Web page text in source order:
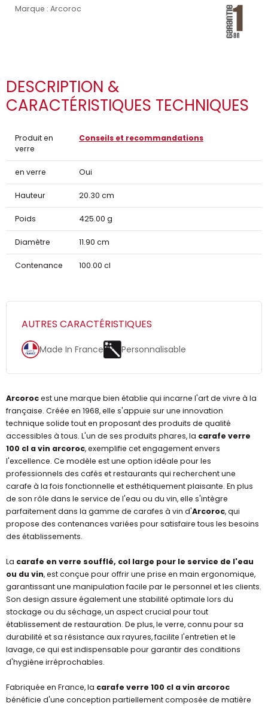
Marque : Arcoroc
DESCRIPTION &
CARACTÉRISTIQUES TECHNIQUES
Produit en
verre
Conseils et recommandations
en verre Oui
Hauteur 20.30 cm
Poids 425.00 g
Diamètre 11.90 cm
Contenance 100.00 cl
AUTRES CARACTÉRISTIQUES
Made In France Personnalisable
Arcorocest une marque bien établie qui incarne l'art de vivre à la
française. Créée en 1968, elle s'appuie sur une innovation
technique solide tout en proposant des produits de qualité
accessibles à tous. L'un de ses produits phares, la carafe verre
100 cl a vin arcoroc, exemplifie cet engagement envers
l'excellence. Ce modèle est une option idéale pour les
professionnels des cafés et restaurants qui recherchent une
carafe à la fois fonctionnelle et esthétiquement plaisante. En plus
de son rôle dans le service de l'eau ou du vin, elle s'intègre
parfaitement dans la gamme de carafes à vin d'Arcoroc, qui
propose des contenances variées pour satisfaire tous les besoins
des établissements.
La carafe en verre soufflé, col large pour le service de l'eau
ou du vin, est conçue pour offrir une prise en main ergonomique,
garantissant une manipulation facile par le personnel et les clients.
Son design assure également une stabilité optimale lors du
stockage ou du séchage, un aspect crucial pour tout
établissement de restauration. De plus, le verre, connu pour sa
durabilité et sa résistance aux rayures, facilite l'entretien et le
lavage, ce qui est indispensable pour garantir des conditions
d'hygiène irréprochables.
Fabriquée en France, la carafe verre 100 cl a vin arcoroc
bénéficie d'une conception partiellement composée de matière